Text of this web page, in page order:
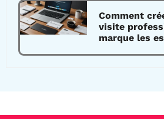
Comment
visite
marque les